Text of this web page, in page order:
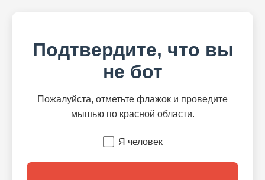
Подтвердите, что вы
не бот
Пожалуйста, отметьте флажок и проведите
мышью по красной области.
Я человек